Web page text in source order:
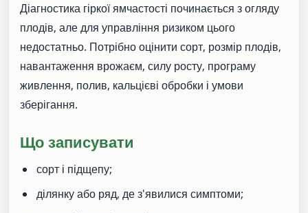
Діагностика гіркої ямчастості починається з огляду
плодів, але для управління ризиком цього
недостатньо. Потрібно оцінити сорт, розмір плодів,
навантаження врожаєм, силу росту, програму
живлення, полив, кальцієві обробки і умови
зберігання.
Що записувати
сорт і підщепу;
ділянку або ряд, де з'явилися симптоми;